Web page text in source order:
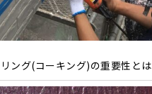
ング(コーキング)の重要性とは